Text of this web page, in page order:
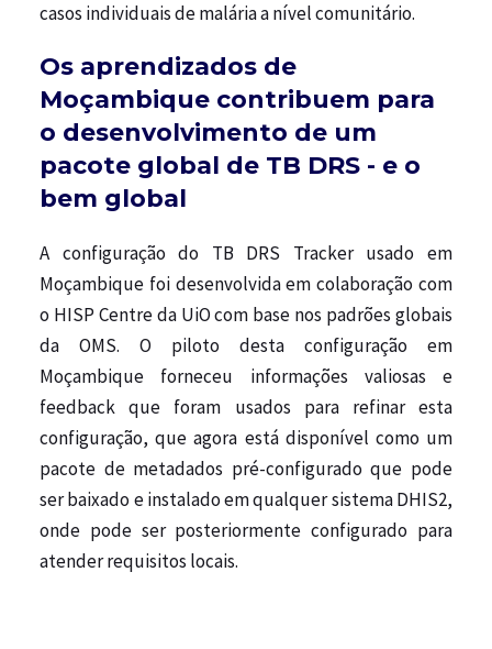
casos individuais de malária a nível comunitário.
Os aprendizados de
Moçambique contribuem para
o desenvolvimento de um
pacote global de TB DRS - e o
bem global
A configuração do TB DRS Tracker usado em
Moçambique foi desenvolvida em colaboração com
o HISP Centre da UiO com base nos padrões globais
da OMS. O piloto desta configuração em
Moçambique forneceu informações valiosas e
feedback que foram usados ​​para refinar esta
configuração, que agora está disponível como um
pacote de metadados pré-configurado que pode
ser baixado e instalado em qualquer sistema DHIS2,
onde pode ser posteriormente configurado para
atender requisitos locais.